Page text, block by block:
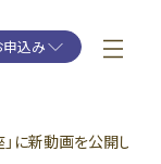
込み
に新動画を公開しま